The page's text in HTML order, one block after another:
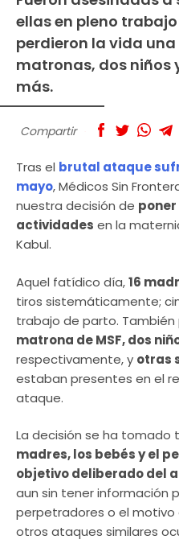
ellas en pleno
perdieron la vida
matronas, dos niños
más.
Compartir
Tras el brutal ataque
mayo, Médicos Sin
nuestra decisión de
actividades en la
Kabul.
Aquel fatídico día,16
tiros sistemáticamente;
trabajo de parto. También
matrona de MSF, dos
respectivamente, y otras
estaban presentes en el
ataque.
La decisión se ha tomado
madres, los bebés y el
objetivo deliberado del
aun sin tener información
perpetradores o el motivo
otros ataques similares